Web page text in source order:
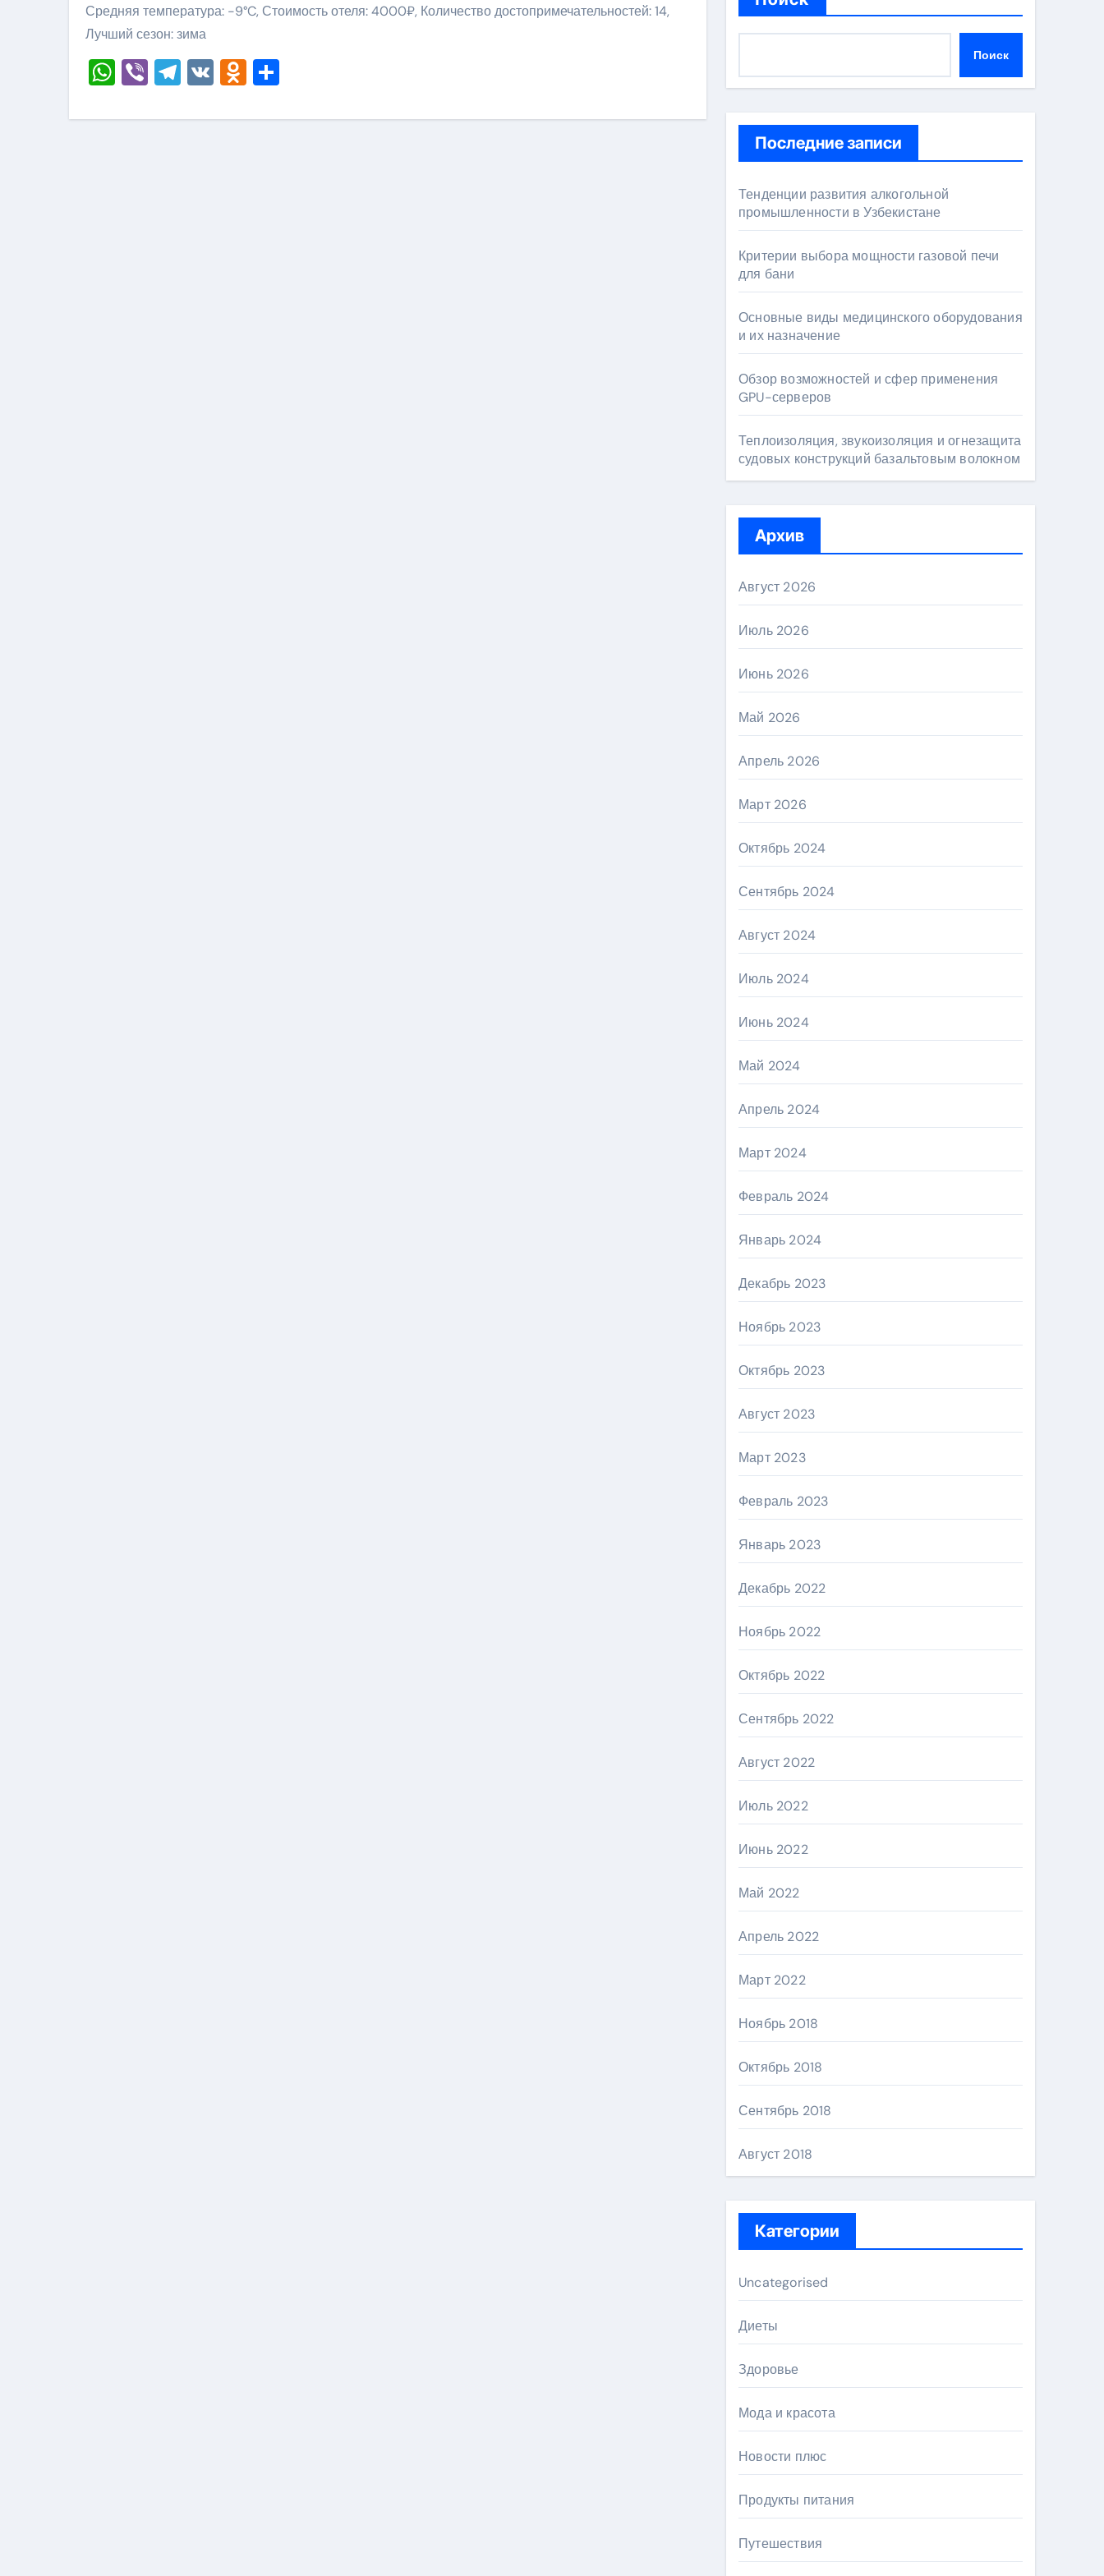
Средняя температура: -9°C, Стоимость отеля: 4000₽, Количество достопримечательностей: 14,
Лучший сезон: зима
WhatsApp
ViberTelegram
VKOdnoklassniki Поиск
Последние записи
Тенденции развития алкогольной
промышленности в Узбекистане
Критерии выбора мощности газовой печи
для бани
Основные виды медицинского оборудования
и их назначение
Обзор возможностей и сфер применения
GPU-серверов
Теплоизоляция, звукоизоляция и огнезащита
судовых конструкций базальтовым волокном
Архив
Август 2026
Июль 2026
Июнь 2026
Май 2026
Апрель 2026
Март 2026
Октябрь 2024
Сентябрь 2024
Август 2024
Июль 2024
Июнь 2024
Май 2024
Апрель 2024
Март 2024
Февраль 2024
Январь 2024
Декабрь 2023
Ноябрь 2023
Октябрь 2023
Август 2023
Март 2023
Февраль 2023
Январь 2023
Декабрь 2022
Ноябрь 2022
Октябрь 2022
Сентябрь 2022
Август 2022
Июль 2022
Июнь 2022
Май 2022
Апрель 2022
Март 2022
Ноябрь 2018
Октябрь 2018
Сентябрь 2018
Август 2018
Категории
Uncategorised
Диеты
Здоровье
Мода и красота
Новости плюс
Продукты питания
Путешествия